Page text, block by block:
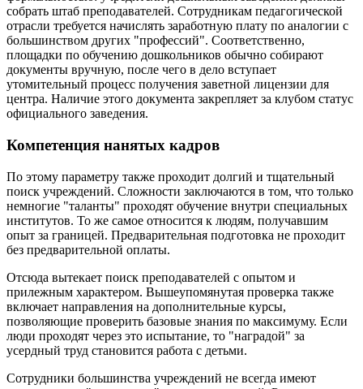
собрать штаб преподавателей. Сотрудникам педагогической
отрасли требуется начислять заработную плату по аналогии с
большинством других "профессий". Соответственно,
площадки по обучению дошкольников обычно собирают
документы вручную, после чего в дело вступает
утомительный процесс получения заветной лицензии для
центра. Наличие этого документа закрепляет за клубом статус
официального заведения.
Компетенция нанятых кадров
По этому параметру также проходит долгий и тщательный
поиск учреждений. Сложности заключаются в том, что только
немногие "таланты" проходят обучение внутри специальных
институтов. То же самое относится к людям, получавшим
опыт за границей. Предварительная подготовка не проходит
без предварительной оплаты.
Отсюда вытекает поиск преподавателей с опытом и
прилежным характером. Вышеупомянутая проверка также
включает направления на дополнительные курсы,
позволяющие проверить базовые знания по максимуму. Если
люди проходят через это испытание, то "наградой" за
усердный труд становится работа с детьми.
Сотрудники большинства учреждений не всегда имеют